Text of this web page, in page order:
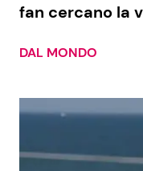
fan cercano la
DAL MONDO